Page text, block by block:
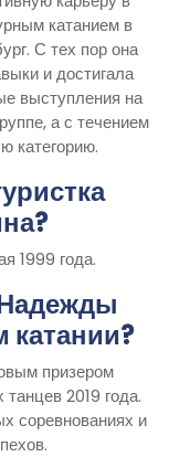
катанием в
С тех пор она
и достигала
выступления на
а с течением
категорию.
1999 года.
призером
2019 года.
соревнованиях и